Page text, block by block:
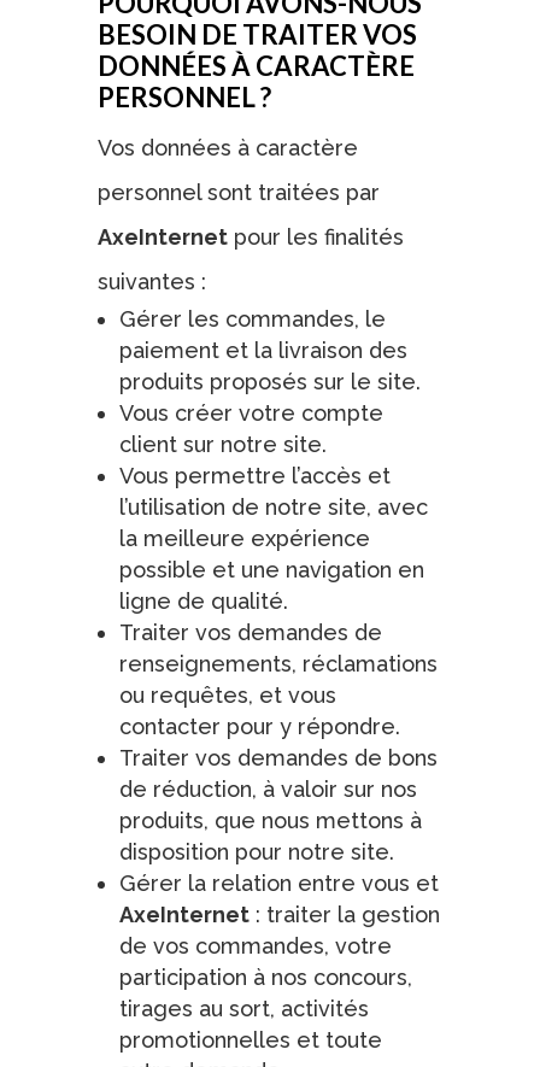
BESOIN DE TRAITER VOS
DONNÉES À CARACTÈRE
PERSONNEL ?
Vos données à caractère
personnel sont traitées par
AxeInternetpour les finalités
suivantes :
Gérer les commandes, le
paiement et la livraison des
produits proposés sur le site.
Vous créer votre compte
client sur notre site.
Vous permettre l’accès et
l’utilisation de notre site, avec
la meilleure expérience
possible et une navigation en
ligne de qualité.
Traiter vos demandes de
renseignements, réclamations
ou requêtes, et vous
contacter pour y répondre.
Traiter vos demandes de bons
de réduction, à valoir sur nos
produits, que nous mettons à
disposition pour notre site.
Gérer la relation entre vous et
AxeInternet: traiter la gestion
de vos commandes, votre
participation à nos concours,
tirages au sort, activités
promotionnelles et toute